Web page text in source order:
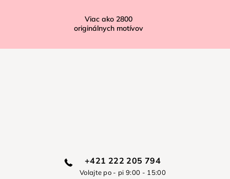
Viac ako 2800
originálnych motívov
+421 222 205 794
Volajte po - pi 9:00 - 15:00